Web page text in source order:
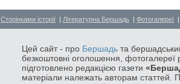
Сторінками історії | Літературна Бершадь | Фотогалереї
Цей сайт - про Бершадь та
безкоштовні оголошення, фотогалереї
підготовлено редакцією газети
матеріали належать авторам статтей.